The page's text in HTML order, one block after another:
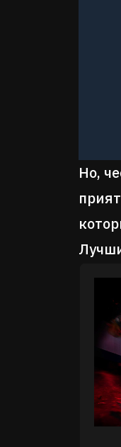
Но,